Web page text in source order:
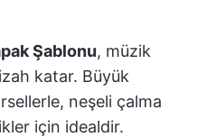
Şablonu, müzik
katar. Büyük
neşeli çalma
için idealdir.